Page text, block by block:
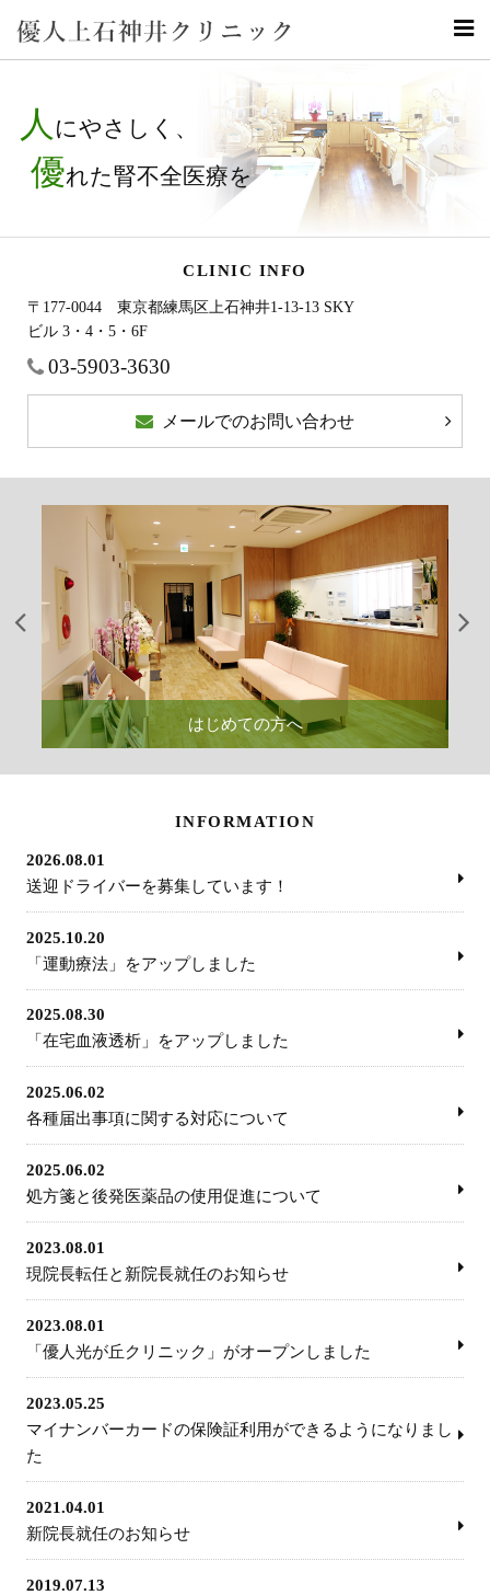
人 にやさしく、
優れた腎不全医療を
CLINIC INFO
〒177-0044 東京都練馬区上石神井1-13-13 SKY
ビル 3・4・5・6F
03-5903-3630
メールでのお問い合わせ
はじめての方へ
INFORMATION
2026.08.01
送迎ドライバーを募集しています！
2025.10.20
「運動療法」をアップしました
2025.08.30
「在宅血液透析」をアップしました
2025.06.02
各種届出事項に関する対応について
2025.06.02
処方箋と後発医薬品の使用促進について
2023.08.01
現院長転任と新院長就任のお知らせ
2023.08.01
「優人光が丘クリニック」がオープンしました
2023.05.25
マイナンバーカードの保険証利用ができるようになりまし
た
2021.04.01
新院長就任のお知らせ
2019.07.13